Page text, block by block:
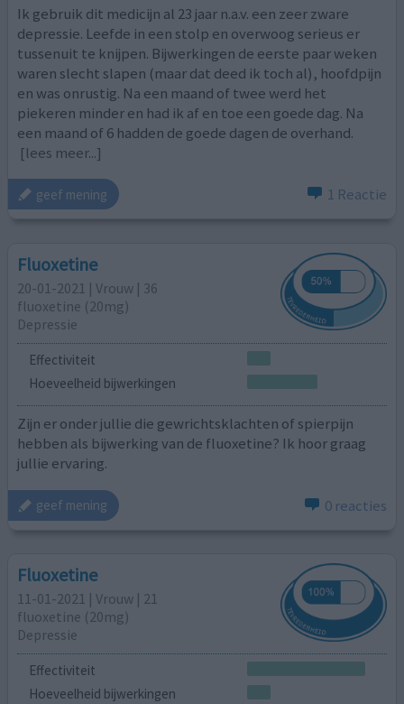
Ik gebruik dit medicijn al 23 jaar n.a.v. een zeer zware
depressie. Leefde in een stolp en overwoog serieus er
tussenuit te knijpen. Bijwerkingen de eerste paar weken
waren slecht slapen (maar dat deed ik toch al), hoofdpijn
en was onrustig. Na een maand of twee werd het
piekeren minder en had ik af en toe een goede dag. Na
een maand of 6 hadden de goede dagen de overhand.
[lees meer...]
geef mening 1 Reactie
Fluoxetine
20-01-2021 | Vrouw | 36
fluoxetine (20mg)
Depressie
Effectiviteit
Hoeveelheid bijwerkingen
Zijn er onder jullie die gewrichtsklachten of spierpijn
hebben als bijwerking van de fluoxetine? Ik hoor graag
jullie ervaring.
geef mening 0 reacties
Fluoxetine
11-01-2021 | Vrouw | 21
fluoxetine (20mg)
Depressie
Effectiviteit
Hoeveelheid bijwerkingen